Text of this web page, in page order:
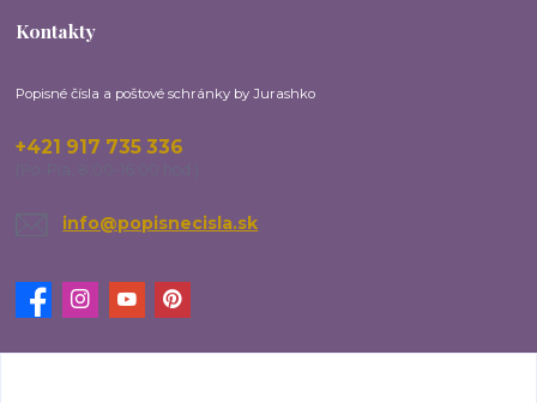
Kontakty
Popisné čísla a poštové schránky by Jurashko
+421 917 735 336
info@popisnecisla.sk